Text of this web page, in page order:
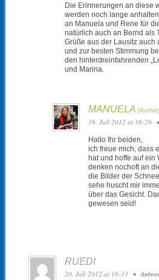
Die Erinnerungen an diese
werden noch lange
an Manuela und Rene für
natürlich auch an Bernd als
Grüße aus der Lausitz auch
und zur besten Stimmung
den hinterdreinfahrenden
und Marina.
MANUELA
16. Juli 2012 at 16:29 •
Hallo Ihr beiden,
ich freue mich, dass
hat und hoffe auf ein
denken nochoft an
die Bilder der
sehe huscht mir
über das Gesicht.
gewesen seid!
RUEDI
20. Juli 2012 at 16:33 •